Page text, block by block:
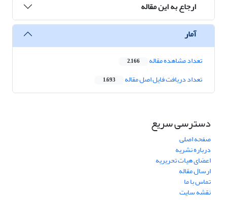
ارجاع به این مقاله
آمار
تعداد مشاهده مقاله 2,166
تعداد دریافت فایل اصل مقاله 1,693
دسترسی سریع
صفحه اصلی
درباره نشریه
اعضای هیات تحریریه
ارسال مقاله
تماس با ما
نقشه سایت